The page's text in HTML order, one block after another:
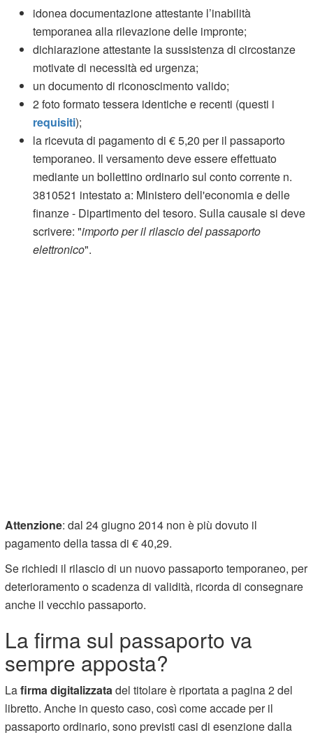
idonea documentazione attestante l’inabilità
temporanea alla rilevazione delle impronte;
dichiarazione attestante la sussistenza di circostanze
motivate di necessità ed urgenza;
un documento di riconoscimento valido;
2 foto formato tessera identiche e recenti (questi i
requisiti);
la ricevuta di pagamento di € 5,20 per il passaporto
temporaneo. Il versamento deve essere effettuato
mediante un bollettino ordinario sul conto corrente n.
3810521 intestato a: Ministero dell'economia e delle
finanze - Dipartimento del tesoro. Sulla causale si deve
scrivere: "importo per il rilascio del passaporto
elettronico".
Attenzione: dal 24 giugno 2014 non è più dovuto il
pagamento della tassa di € 40,29.
Se richiedi il rilascio di un nuovo passaporto temporaneo, per
deterioramento o scadenza di validità, ricorda di consegnare
anche il vecchio passaporto.
La firma sul passaporto va
sempre apposta?
Lafirma digitalizzata del titolare è riportata a pagina 2 del
libretto. Anche in questo caso, così come accade per il
passaporto ordinario, sono previsti casi di esenzione dalla